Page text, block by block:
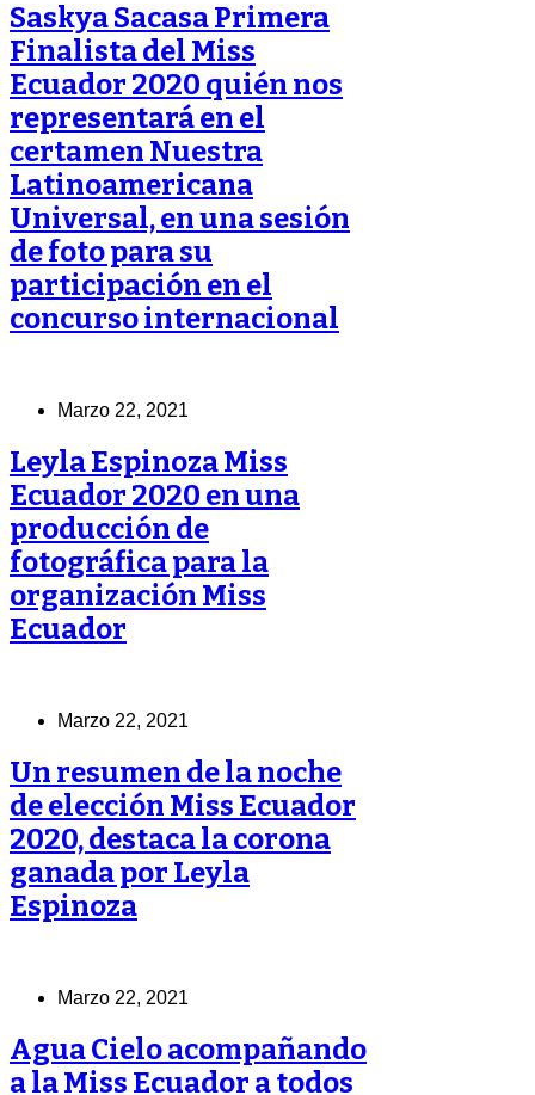
Saskya Sacasa Primera
Finalista del Miss
Ecuador 2020 quién nos
representará en el
certamen Nuestra
Latinoamericana
Universal, en una sesión
de foto para su
participación en el
concurso internacional
Marzo 22, 2021
Leyla Espinoza Miss
Ecuador 2020 en una
producción de
fotográfica para la
organización Miss
Ecuador
Marzo 22, 2021
Un resumen de la noche
de elección Miss Ecuador
2020, destaca la corona
ganada por Leyla
Espinoza
Marzo 22, 2021
Agua Cielo acompañando
a la Miss Ecuador a todos